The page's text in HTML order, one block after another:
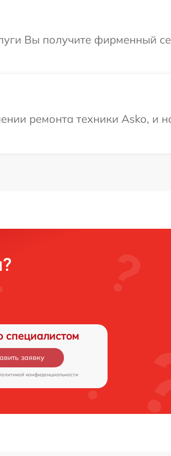
Вы получите фирменный
ремонта техники Asko, и
специалистом
заявку
конфиденциальности